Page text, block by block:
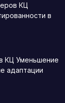
КЦ
в
КЦ Уменьшение
адаптации